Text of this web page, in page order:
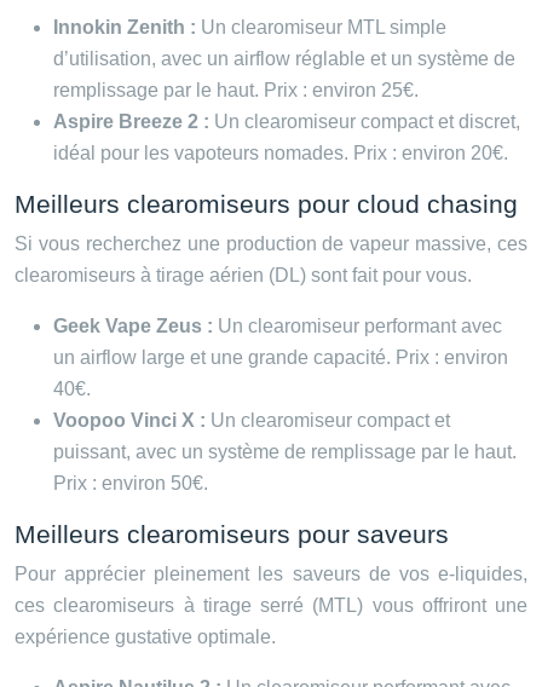
Innokin Zenith : Un clearomiseur MTL simple
d’utilisation, avec un airflow réglable et un système de
remplissage par le haut. Prix : environ 25€.
Aspire Breeze 2 : Un clearomiseur compact et discret,
idéal pour les vapoteurs nomades. Prix : environ 20€.
Meilleurs clearomiseurs pour cloud chasing
Si vous recherchez une production de vapeur massive, ces
clearomiseurs à tirage aérien (DL) sont fait pour vous.
Geek Vape Zeus : Un clearomiseur performant avec
un airflow large et une grande capacité. Prix : environ
40€.
Voopoo Vinci X : Un clearomiseur compact et
puissant, avec un système de remplissage par le haut.
Prix : environ 50€.
Meilleurs clearomiseurs pour saveurs
Pour apprécier pleinement les saveurs de vos e-liquides,
ces clearomiseurs à tirage serré (MTL) vous offriront une
expérience gustative optimale.